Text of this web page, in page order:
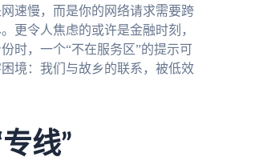
速慢，而是你的网络请求需要跨
更令人焦虑的或许是金融时刻，
时，一个“不在服务区”的提示可
境：我们与故乡的联系，被低效
线”